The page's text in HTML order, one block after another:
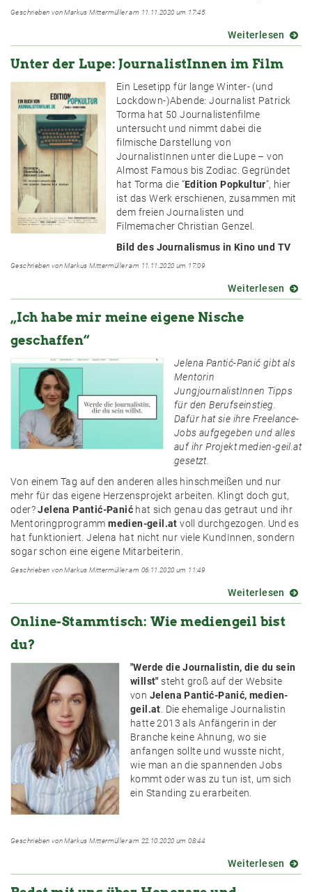
Geschrieben von Markus Mittermüller am 11.11.2020 um 17:45
Weiterlesen über
Unter der Lupe: JournalistInnen im Film
Ein Lesetipp für lange Winter- (und
Lockdown-)Abende: Journalist Patrick
Torma hat 50 Journalistenfilme
untersucht und nimmt dabei die
filmische Darstellung von
JournalistInnen unter die Lupe – von
Almost Famous bis Zodiac. Gegründet
hat Torma die “Edition Popkultur”, hier
ist das Werk erschienen, zusammen mit
dem freien Journalisten und
Filmemacher Christian Genzel.
Bild des Journalismus in Kino und TV
Geschrieben von Markus Mittermüller am 11.11.2020 um 17:09
Weiterlesen über
Unter
im
„Ich habe mir meine eigene Nische
geschaffen“
Jelena Pantić-Panić gibt als
Mentorin
JungjournalistInnen Tipps
für den Berufseinstieg.
Dafür hat sie ihre Freelance-
Jobs aufgegeben und alles
auf ihr Projekt medien-geil.at
gesetzt.
Von einem Tag auf den anderen alles hinschmeißen und nur
mehr für das eigene Herzensprojekt arbeiten. Klingt doch gut,
oder?Jelena Pantić-Panić hat sich genau das getraut und ihr
Mentoringprogrammmedien-geil.at voll durchgezogen. Und es
hat funktioniert. Jelena hat nicht nur viele KundInnen, sondern
sogar schon eine eigene Mitarbeiterin.
Geschrieben von Markus Mittermüller am 06.11.2020 um 11:49
Weiterlesen über
„Ich
habe
Online-Stammtisch: Wie mediengeil bist
du?
"Werde die Journalistin, die du sein
willst" steht groß auf der Website
von Jelena Pantić-Panić, medien-
geil.at . Die ehemalige Journalistin
hatte 2013 als Anfängerin in der
Branche keine Ahnung, wo sie
anfangen sollte und wusste nicht,
wie man an die spannenden Jobs
kommt oder was zu tun ist, um sich
ein Standing zu erarbeiten.
Geschrieben von Markus Mittermüller am 22.10.2020 um 08:44
Weiterlesen über